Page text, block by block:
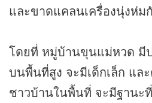
และขาดแคลนเครื่องนุ่งห่ม
โดยที่ หมู่บ้านขุนแม่หวด มี
บนพื้นที่สูง จะมีเด็กเล็ก แล
ชาวบ้านในพื้นที่ จะมีฐานะ